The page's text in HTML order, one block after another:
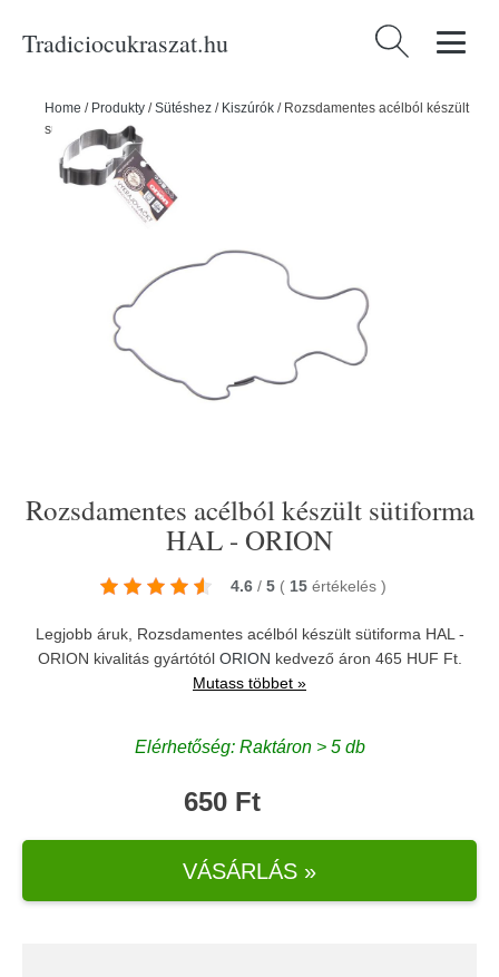
Tradiciocukraszat.hu Keresés:
Home / Produkty /Sütéshez / Kiszúrók / Rozsdamentes acélból készült
sütiforma HAL - ORION
Rozsdamentes acélból készült sütiforma
HAL - ORION
4.6 / 5 ( 15 értékelés )
Legjobb áruk, Rozsdamentes acélból készült sütiforma HAL -
ORION kivalitás gyártótól ORION kedvező áron 465 HUF Ft.
Mutass többet »
Elérhetőség: Raktáron > 5 db
650 Ft
VÁSÁRLÁS »